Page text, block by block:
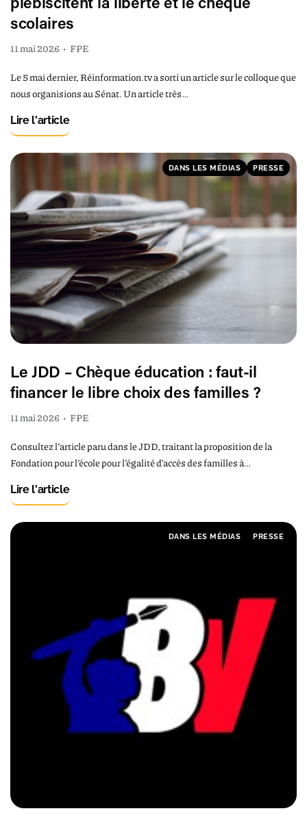
scolaires
11 mai 2026 • FPE
Le 5 mai dernier, Réinformation.tv a sorti un article sur le colloque que
nous organisions au Sénat. Un article très…
Lire l'article
DANS LES MÉDIAS PRESSE
Le JDD – Chèque éducation : faut-il
financer le libre choix des familles ?
11 mai 2026 • FPE
Consultez l’article paru dans le JDD, traitant la proposition de la
Fondation pour l’école pour l’égalité d’accès des familles à…
Lire l'article
DANS LES MÉDIAS PRESSE